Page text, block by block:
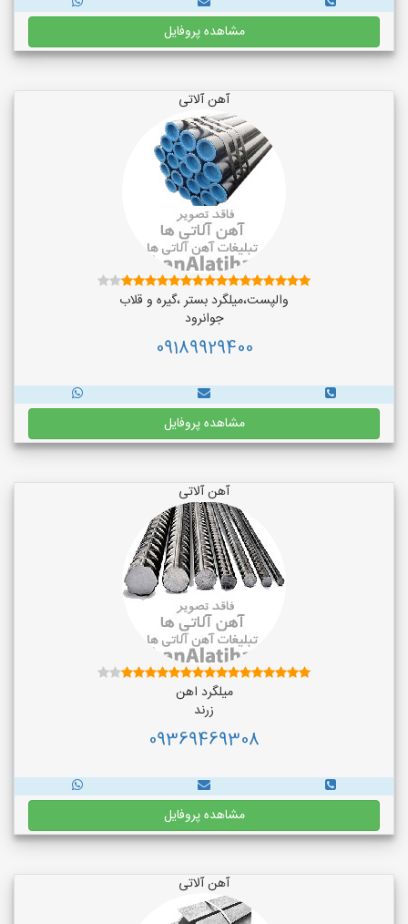
مشاهده پروفایل
آهن آلاتی
والپست،میلگرد بستر ،گیره و قلاب
جوانرود
09189929400
مشاهده پروفایل
آهن آلاتی
میلگرد اهن
زرند
09369469308
مشاهده پروفایل
آهن آلاتی